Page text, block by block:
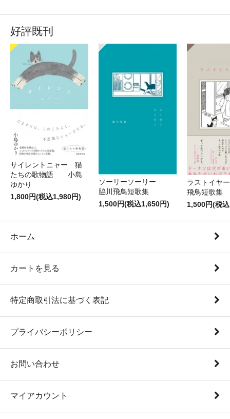
好評既刊
サイレントニャー 猫
たちの歌物語 小島
ゆかり
1,800円(税込1,980円)
ソーリーソーリー
脇川飛鳥短歌集
1,500円(税込1,650円)
ラストイ
飛鳥短
1,500円(税
ホーム
カートを見る
特定商取引法に基づく表記
プライバシーポリシー
お問い合わせ
マイアカウント